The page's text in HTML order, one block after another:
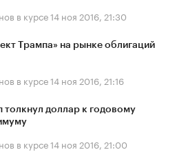
в курсе14 ноя 2016, 21:30
Трампа» на рынке облигаций
в курсе14 ноя 2016, 21:16
толкнул доллар к годовому
в курсе14 ноя 2016, 21:00